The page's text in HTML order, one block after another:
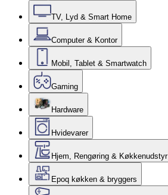
TV, Lyd & Smart Home
Computer & Kontor
Mobil, Tablet & Smartwatch
Gaming
Hardware
Hvidevarer
Hjem, Rengøring & Køkkenudstyr
Epoq køkken & bryggers